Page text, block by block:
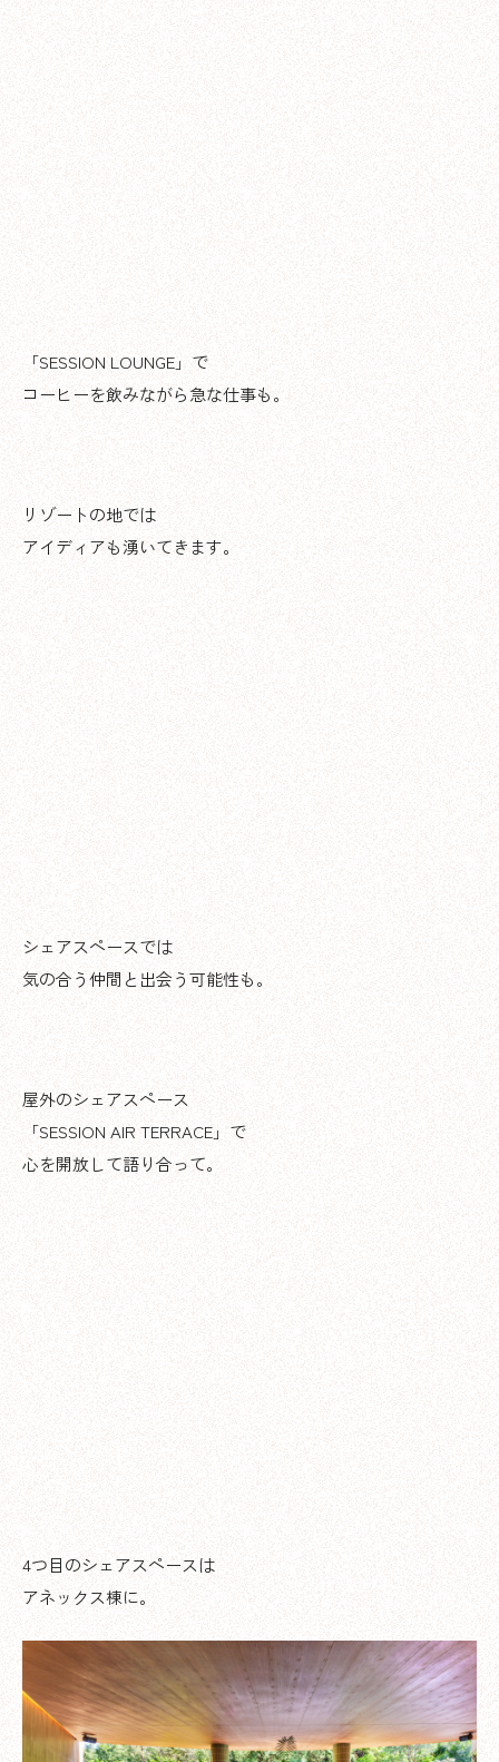
「SESSION LOUNGE」で
コーヒーを飲みながら急な仕事も。
リゾートの地では
アイディアも湧いてきます。
シェアスペースでは
気の合う仲間と出会う可能性も。
屋外のシェアスペース
「SESSION AIR TERRACE」で
心を開放して語り合って。
4つ目のシェアスペースは
アネックス棟に。